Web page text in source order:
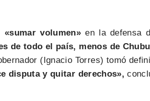
«sumar volumen»en la defensa
de todo el país, menos de
(Ignacio Torres) tomó
disputa y quitar derechos»,